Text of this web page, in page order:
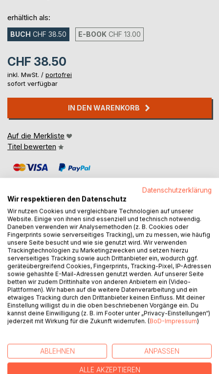
erhältlich als:
BUCH CHF 38.50 E-BOOK CHF 13.00
CHF 38.50
inkl. MwSt. / portofrei
sofort verfügbar
IN DEN WARENKORB
Auf die Merkliste
Titel bewerten
BESCHREIBUNG
Dieses Buch erklärt nicht, wie du besser kommunizierst. Es
zeigt, warum Kommunikation im Beruf oft gegen dich
arbeitet, selbst dann, wenn du alles richtig machst.
Warum Klarheit angreifbar machen kann. Warum
Beziehungspflege zur Haftung wird. Warum Kompetenz
nicht automatisch schützt.
Orientierung geben und dennoch zu oft den Preis dafür
zahlen. Es macht sichtbar, was Organisationen
unausgesprochen bewerten: Status, Rahmen und Position.
Datenschutzerklärung
Wir respektieren den Datenschutz
Wir nutzen Cookies und vergleichbare Technologien auf unserer
Website. Einige von ihnen sind essenziell und technisch notwendig.
Daneben verwenden wir Analysemethoden (z. B. Cookies oder
Fingerprints sowie serverseitiges Tracking), um zu messen, wie häufig
unsere Seite besucht und wie sie genutzt wird. Wir verwenden
Trackingtechnologien zu Marketingzwecken und setzen hierzu
serverseitiges Tracking sowie auch Drittanbieter ein, wodurch ggf.
geräteübergreifend Cookies, Fingerprints, Tracking-Pixel, IP-Adressen
sowie gehashte E-Mail-Adressen genutzt werden. Auf unserer Seite
betten wir zudem Drittinhalte von anderen Anbietern ein (Video-
Plattformen). Wir haben auf die weitere Datenverarbeitung und ein
etwaiges Tracking durch den Drittanbieter keinen Einfluss. Mit deiner
Einstellung willigst du in die oben beschriebenen Vorgänge ein. Du
kannst deine Einwilligung (z. B. im Footer unter „Privacy-Einstellungen“)
jederzeit mit Wirkung für die Zukunft widerrufen. (BoD-Impressum)
ABLEHNEN ANPASSEN
ALLE AKZEPTIEREN